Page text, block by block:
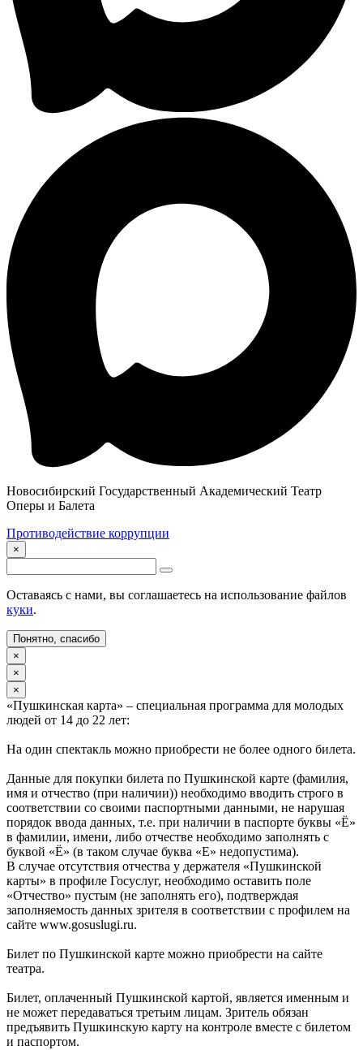
Новосибирский Государственный Академический Театр
Оперы и Балета
Противодействие коррупции
×
Оставаясь с нами, вы соглашаетесь на использование файлов
куки.
Понятно, спасибо
×
×
×
«Пушкинская карта» – специальная программа для молодых
людей от 14 до 22 лет:
На один спектакль можно приобрести не более одного билета.
Данные для покупки билета по Пушкинской карте (фамилия,
имя и отчество (при наличии)) необходимо вводить строго в
соответствии со своими паспортными данными, не нарушая
порядок ввода данных, т.е. при наличии в паспорте буквы «Ё»
в фамилии, имени, либо отчестве необходимо заполнять с
буквой «Ё» (в таком случае буква «Е» недопустима).
В случае отсутствия отчества у держателя «Пушкинской
карты» в профиле Госуслуг, необходимо оставить поле
«Отчество» пустым (не заполнять его), подтверждая
заполняемость данных зрителя в соответствии с профилем на
сайте www.gosuslugi.ru.
Билет по Пушкинской карте можно приобрести на сайте
театра.
Билет, оплаченный Пушкинской картой, является именным и
не может передаваться третьим лицам. Зритель обязан
предъявить Пушкинскую карту на контроле вместе с билетом
и паспортом.